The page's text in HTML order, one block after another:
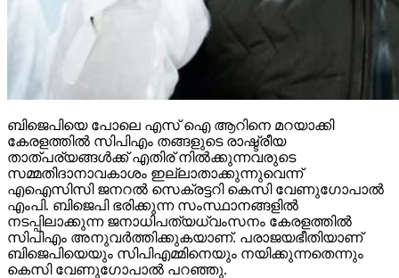
ബിജെപിയെ പോലെ എസ് ഐ ആറിനെ മറയാക്കി
കേരളത്തില്‍ സിപിഎം തങ്ങളുടെ രാഷ്ട്രീയ
താത്പര്യങ്ങള്‍ക്ക് എതിര് നില്‍ക്കുന്നവരുടെ
സമ്മതിദാനാവകാശം ഇല്ലാതാക്കുന്നുവെന്ന്
എഐസിസി ജനറല്‍ സെക്രട്ടറി കെസി വേണുഗോപാല്‍
എംപി. ബിജെപി ഭരിക്കുന്ന സംസ്ഥാനങ്ങളില്‍
നടപ്പിലാക്കുന്ന ജനാധിപത്യധ്വംസനം കേരളത്തില്‍
സിപിഎം അനുവര്‍ത്തിക്കുകയാണ്. പരാജയഭീതിയാണ്
ബിജെപിയെയും സിപിഎമ്മിനെയും നയിക്കുന്നതെന്നും
കെസി വേണുഗോപാല്‍ പറഞ്ഞു.